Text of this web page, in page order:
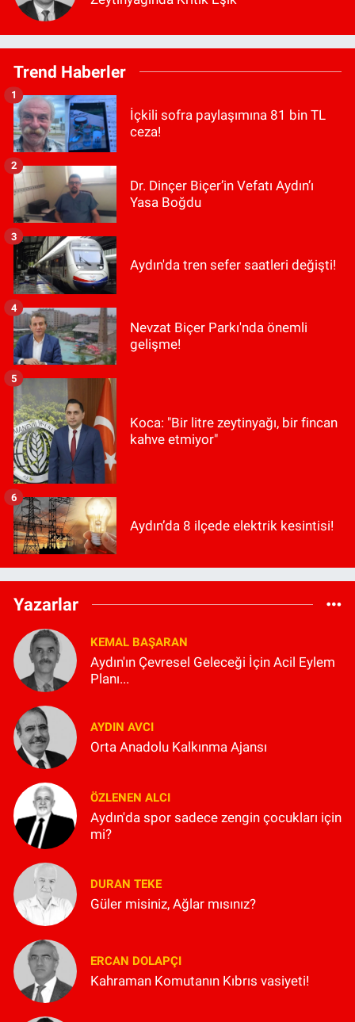
Trend Haberler
İçkili sofra paylaşımına 81 bin TL
ceza!
1
Dr. Dinçer Biçer’in Vefatı Aydın’ı
Yasa Boğdu
2
Aydın'da tren sefer saatleri değişti!
3
Nevzat Biçer Parkı'nda önemli
gelişme!
4
Koca: "Bir litre zeytinyağı, bir fincan
kahve etmiyor"
5
Aydın’da 8 ilçede elektrik kesintisi!
6
Yazarlar
KEMAL BAŞARAN
Aydın'ın Çevresel Geleceği İçin Acil Eylem
Planı...
AYDIN AVCI
Orta Anadolu Kalkınma Ajansı
ÖZLENEN ALCI
Aydın'da spor sadece zengin çocukları için
mi?
DURAN TEKE
Güler misiniz, Ağlar mısınız?
ERCAN DOLAPÇI
Kahraman Komutanın Kıbrıs vasiyeti!